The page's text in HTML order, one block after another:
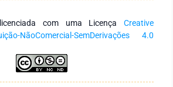
com uma Licença Creative
NãoComercial-SemDerivações 4.0